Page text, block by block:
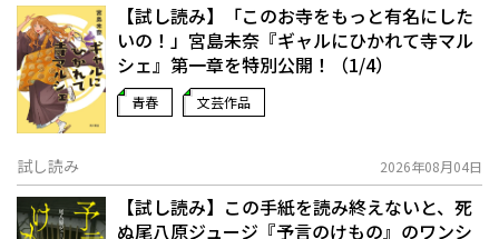
【試し読み】「このお寺をもっと有名にした
いの！」宮島未奈『ギャルにひかれて寺マル
シェ』第一章を特別公開！（1/4）
青春 文芸作品
試し読み 2026年08月04日
【試し読み】この手紙を読み終えないと、死
ぬ――尾八原ジュージ『予言のけもの』のワンシ